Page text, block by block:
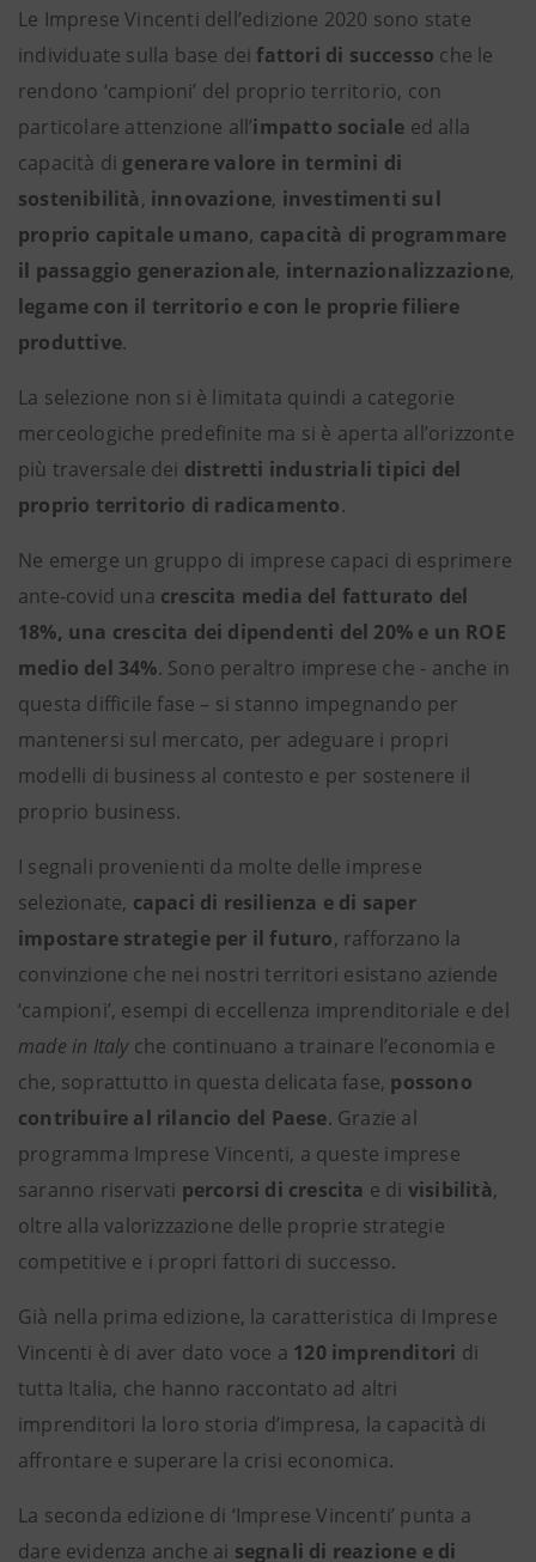
Le Imprese Vincenti dell’edizione 2020 sono state
individuate sulla base dei fattori di successo che le
rendono ‘campioni’ del proprio territorio, con
particolare attenzione all’impatto sociale ed alla
capacità di generare valore in termini di
sostenibilità, innovazione, investimenti sul
proprio capitale umano, capacità di programmare
il passaggio generazionale, internazionalizzazione,
legame con il territorio e con le proprie filiere
produttive.
La selezione non si è limitata quindi a categorie
merceologiche predefinite ma si è aperta all’orizzonte
più traversale dei distretti industriali tipici del
proprio territorio di radicamento.
Ne emerge un gruppo di imprese capaci di esprimere
ante-covid una crescita media del fatturato del
18%, una crescita dei dipendenti del 20% e un ROE
medio del 34%. Sono peraltro imprese che - anche in
questa difficile fase – si stanno impegnando per
mantenersi sul mercato, per adeguare i propri
modelli di business al contesto e per sostenere il
proprio business.
I segnali provenienti da molte delle imprese
selezionate, capaci di resilienza e di saper
impostare strategie per il futuro, rafforzano la
convinzione che nei nostri territori esistano aziende
‘campioni’, esempi di eccellenza imprenditoriale e del
made in Italyche continuano a trainare l’economia e
che, soprattutto in questa delicata fase, possono
contribuire al rilancio del Paese. Grazie al
programma Imprese Vincenti, a queste imprese
saranno riservati percorsi di crescita e di visibilità,
oltre alla valorizzazione delle proprie strategie
competitive e i propri fattori di successo.
Già nella prima edizione, la caratteristica di Imprese
Vincenti è di aver dato voce a 120 imprenditori di
tutta Italia, che hanno raccontato ad altri
imprenditori la loro storia d’impresa, la capacità di
affrontare e superare la crisi economica.
La seconda edizione di ‘Imprese Vincenti’ punta a
dare evidenza anche ai segnali di reazione e di